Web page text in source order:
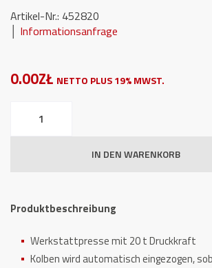
Artikel-Nr.: 452820
Informationsanfrage
0.00ZŁ NETTO PLUS 19% MWST.
IN DEN WARENKORB
Produktbeschreibung
Werkstattpresse mit 20 t Druckkraft
Kolben wird automatisch eingezogen,